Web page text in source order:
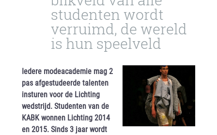
studenten wordt
verruimd, de wereld
is hun speelveld
Iedere modeacademie mag 2
pas afgestudeerde talenten
insturen voor de Lichting
wedstrijd. Studenten van de
KABK wonnen Lichting 2014
en 2015. Sinds 3 jaar wordt